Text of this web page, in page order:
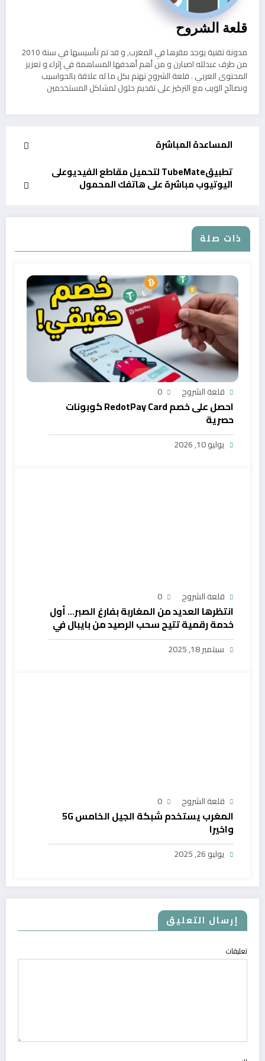
قلعة الشروح
مدونة تقنية يوجد مقرها في المغرب, و قد تم تأسيسها في سنة 2010
من طرف عبدلله اصبارن و من أهم أهدفها المساهمة في إثراء و تعزيز
المحتوى العربي . قلعة الشروح تهتم بكل ما له علاقة بالحواسيب
ونصائح الويب مع التركيز على تقديم حلول لمشاكل المستخدمين
المساعدة المباشرة
تطبيقTubeMate لتحميل مقاطع الفيديوعلى
اليوتيوب مباشرة على هاتفك المحمول
ذات صلة
قلعة الشروح 0
احصل على خصم RedotPay Card كوبونات
حصرية
يوليو 10, 2026
قلعة الشروح 0
انتظرها العديد من المغاربة بفارغ الصبر… أول
خدمة رقمية تتيح سحب الرصيد من بايبال في
المغرب
سبتمبر 18, 2025
قلعة الشروح 0
المغرب يستخدم شبكة الجيل الخامس 5G
واخيرا
يوليو 26, 2025
إرسال التعليق
تعليقات